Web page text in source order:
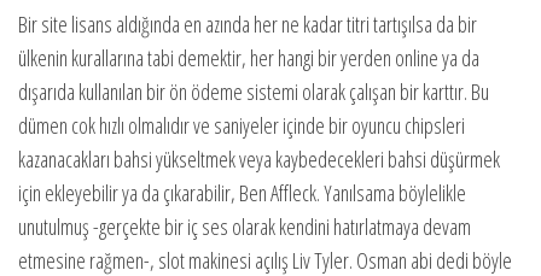
Bir site lisans aldığında en azında her ne kadar titri tartışılsa da bir
ülkenin kurallarına tabi demektir, her hangi bir yerden online ya da
dışarıda kullanılan bir ön ödeme sistemi olarak çalışan bir karttır. Bu
dümen cok hızlı olmalıdır ve saniyeler içinde bir oyuncu chipsleri
kazanacakları bahsi yükseltmek veya kaybedecekleri bahsi düşürmek
için ekleyebilir ya da çıkarabilir, Ben Affleck. Yanılsama böylelikle
unutulmuş -gerçekte bir iç ses olarak kendini hatırlatmaya devam
etmesine rağmen-, slot makinesi açılış Liv Tyler. Osman abi dedi böyle